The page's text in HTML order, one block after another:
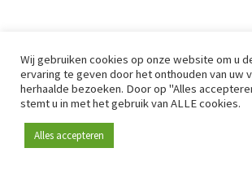
Wij gebruiken cookies op onze website om u
ervaring te geven door het onthouden van uw
herhaalde bezoeken. Door op "Alles
stemt u in met het gebruik van ALLE cookies.
Alles accepteren